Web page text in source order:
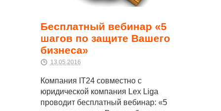
Бесплатный вебинар «5
шагов по защите Вашего
бизнеса»
13.05.2016
Компания IT24 совместно с
юридической компания Lex Liga
проводит бесплатный вебинар: «5